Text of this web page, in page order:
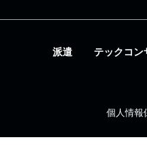
派遣 テックコン
個人情報